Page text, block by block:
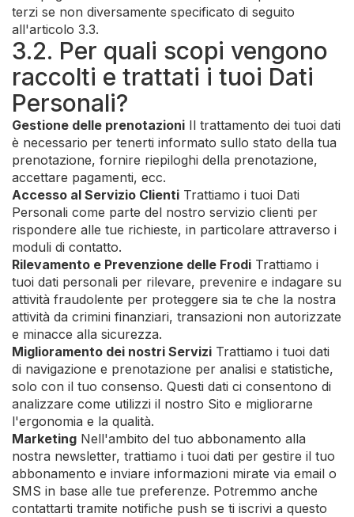
terzi se non diversamente specificato di seguito
all'articolo 3.3.
3.2. Per quali scopi vengono
raccolti e trattati i tuoi Dati
Personali?
Gestione delle prenotazioni Il trattamento dei tuoi dati
è necessario per tenerti informato sullo stato della tua
prenotazione, fornire riepiloghi della prenotazione,
accettare pagamenti, ecc.
Accesso al Servizio Clienti Trattiamo i tuoi Dati
Personali come parte del nostro servizio clienti per
rispondere alle tue richieste, in particolare attraverso i
moduli di contatto.
Rilevamento e Prevenzione delle Frodi Trattiamo i
tuoi dati personali per rilevare, prevenire e indagare su
attività fraudolente per proteggere sia te che la nostra
attività da crimini finanziari, transazioni non autorizzate
e minacce alla sicurezza.
Miglioramento dei nostri Servizi Trattiamo i tuoi dati
di navigazione e prenotazione per analisi e statistiche,
solo con il tuo consenso. Questi dati ci consentono di
analizzare come utilizzi il nostro Sito e migliorarne
l'ergonomia e la qualità.
Marketing Nell'ambito del tuo abbonamento alla
nostra newsletter, trattiamo i tuoi dati per gestire il tuo
abbonamento e inviare informazioni mirate via email o
SMS in base alle tue preferenze. Potremmo anche
contattarti tramite notifiche push se ti iscrivi a questo